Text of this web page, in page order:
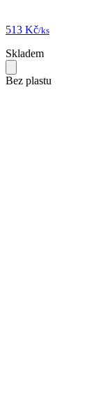
513 Kč/ks
Skladem
Bez plastu